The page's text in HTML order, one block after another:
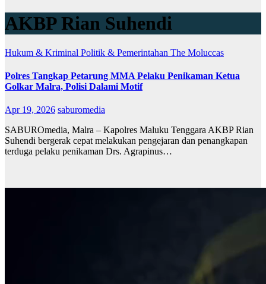
AKBP Rian Suhendi
Hukum & Kriminal Politik & Pemerintahan The Moluccas
Polres Tangkap Petarung MMA Pelaku Penikaman Ketua
Golkar Malra, Polisi Dalami Motif
Apr 19, 2026 saburomedia
SABUROmedia, Malra – Kapolres Maluku Tenggara AKBP Rian
Suhendi bergerak cepat melakukan pengejaran dan penangkapan
terduga pelaku penikaman Drs. Agrapinus…